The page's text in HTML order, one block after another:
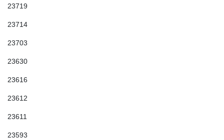
23719
23714
23703
23630
23616
23612
23611
23593